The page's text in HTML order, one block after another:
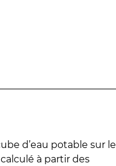
d’eau potable sur le
à partir des